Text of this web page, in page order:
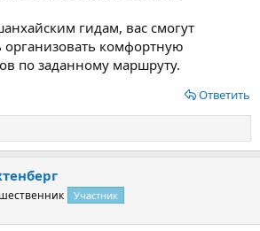
гидам, вас смогут
организовать комфортную
по заданному маршруту.
Ответить
Участник